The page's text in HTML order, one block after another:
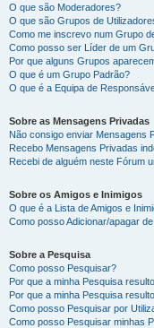
O que são Moderadores?
O que são Grupos de
Como me inscrevo num Grupo
Como posso ser Líder de um
Por que alguns Grupos
O que é um Grupo Padrão?
O que é a Equipa de
Sobre as Mensagens Privadas
Não consigo enviar Mensagens
Recebo Mensagens Privadas
Recebi de alguém neste Fórum
Sobre os Amigos e Inimigos
O que é a Lista de Amigos e
Como posso Adicionar/apagar
Sobre a Pesquisa
Como posso Pesquisar?
Por que a minha Pesquisa
Por que a minha Pesquisa
Como posso Pesquisar por
Como posso Pesquisar minhas